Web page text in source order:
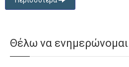
Θέλω να